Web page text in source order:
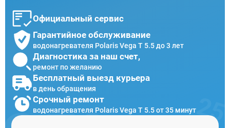
Официальный сервис
Гарантийное обслуживание
водонагревателя Polaris Vega T 5.5 до 3 лет
Диагностика за наш счет,
ремонт по желанию
Бесплатный выезд курьера
в день обращения
Срочный ремонт
водонагревателя Polaris Vega T 5.5 от 35 минут